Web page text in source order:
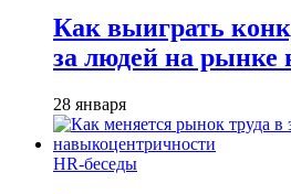
Как выиграть
за людей на рынке
28 января
HR-беседы